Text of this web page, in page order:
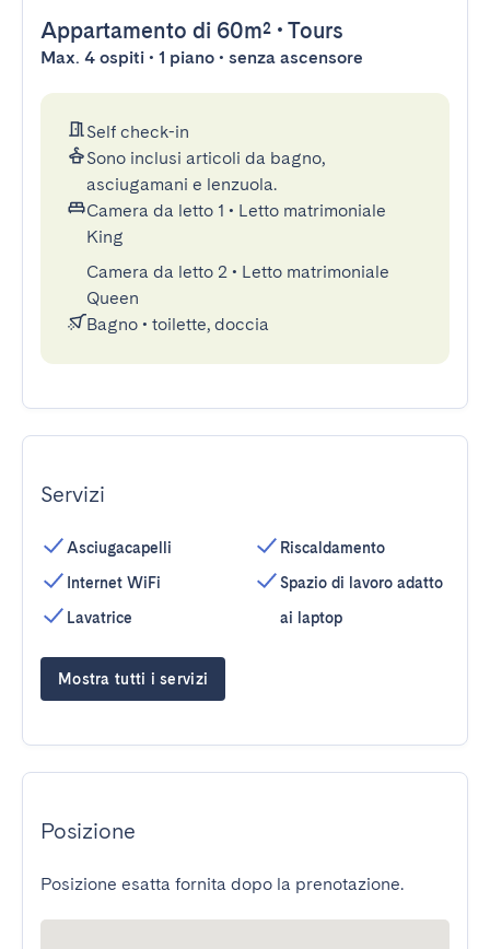
Appartamento di 60m² • Tours
Max. 4 ospiti • 1 piano • senza ascensore
Self check-in
Sono inclusi articoli da bagno,
asciugamani e lenzuola.
Camera da letto 1 • Letto matrimoniale
King
Camera da letto 2 • Letto matrimoniale
Queen
Bagno • toilette, doccia
Servizi
Asciugacapelli
Internet WiFi
Lavatrice
Riscaldamento
Spazio di lavoro adatto
ai laptop
Mostra tutti i servizi
Posizione
Posizione esatta fornita dopo la prenotazione.